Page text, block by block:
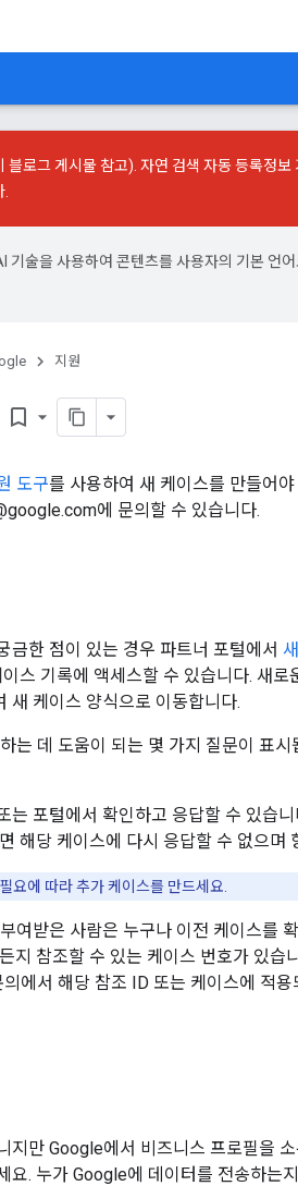
블로그 게시물 참고). 자연 검색 자동 등록정보
기술을 사용하여 콘텐츠를 사용자의 기본 언
지원
bookmark_border
도구를 사용하여 새 케이스를 만들어
에 문의할 수 있습니다.
금한 점이 있는 경우 파트너 포털에서
스 기록에 액세스할 수 있습니다. 새로
새 케이스 양식으로 이동합니다.
는 데 도움이 되는 몇 가지 질문이 표
는 포털에서 확인하고 응답할 수 있습
해당 케이스에 다시 응답할 수 없으며
요에 따라 추가 케이스를 만드세요.
여받은 사람은 누구나 이전 케이스를
지 참조할 수 있는 케이스 번호가 있습
에서 해당 참조 ID 또는 케이스에 적
지만 Google에서 비즈니스 프로필을
요. 누가 Google에 데이터를 전송하는